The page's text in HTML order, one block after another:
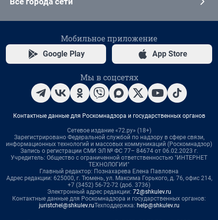
Мобильное приложение
Google Play App Store
Мы в соцсетях
Контактные данные для Роскомнадзора и государственных органов
Сетевое издание «72.ру» (18+)
Зарегистрировано Федеральной службой по надзору в сфере связи,
информационных технологий и массовых коммуникаций (Роскомнадзор)
Запись о регистрации СМИ ЭЛ № ФС 77– 84674 от 06.02.2023 г.
Учредитель: Общество с ограниченной ответственностью "ИНТЕРНЕТ
ТЕХНОЛОГИИ"
Главный редактор: Познахарева Елена Павловна
Адрес редакции: 625000, г. Тюмень, ул. Максима Горького, д. 76, офис 214,
+7 (3452) 56-72-72 (доб. 3736)
Электронный адрес редакции: 72@shkulev.ru
Контактные данные для Роскомнадзора и государственных органов:
juristchel@shkulev.ruТехподдержка: help@shkulev.ru